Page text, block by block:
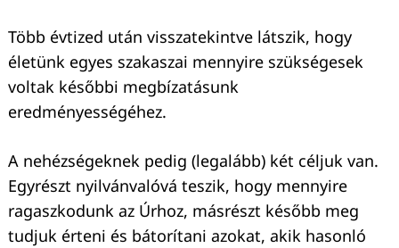
Több évtized után visszatekintve látszik, hogy
életünk egyes szakaszai mennyire szükségesek
voltak későbbi megbízatásunk
eredményességéhez.
A nehézségeknek pedig (legalább) két céljuk van.
Egyrészt nyilvánvalóvá teszik, hogy mennyire
ragaszkodunk az Úrhoz, másrészt később meg
tudjuk érteni és bátorítani azokat, akik hasonló